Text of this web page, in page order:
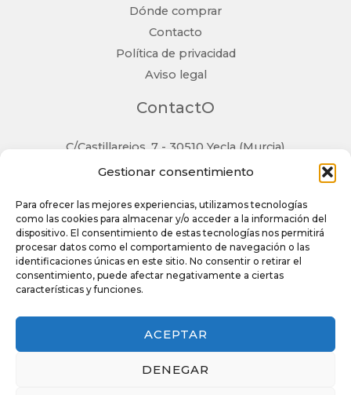
Gestionar consentimiento
Para ofrecer las mejores experiencias, utilizamos tecnologías
como las cookies para almacenar y/o acceder a la información del
dispositivo. El consentimiento de estas tecnologías nos permitirá
procesar datos como el comportamiento de navegación o las
identificaciones únicas en este sitio. No consentir o retirar el
consentimiento, puede afectar negativamente a ciertas
características y funciones.
ACEPTAR
DENEGAR
Dónde comprar
Contacto
Política de privacidad
Aviso legal
ContactO
C/Castillarejos, 7 - 30510 Yecla (Murcia)
TLF: 968 792 479
Copyright © 2026 Castaño Sofás | Powered by Castaño
Página web financiada por el Programa KIT Digital.